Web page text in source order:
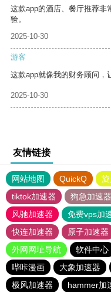
这款app的酒店、餐厅推荐非
验。
2025-10-30
游客
这款app就像我的财务顾问，
2025-10-30
友情链接
网站地图 QuickQ
tiktok加速器
狗急加速
风驰加速器
免费vps加
快连加速器
原子加速器
外网网址导航
软件中心
哔咔漫画
大象加速器
极风加速器
hammer加